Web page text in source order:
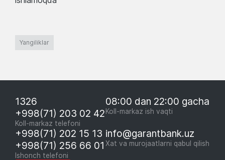
Yangiliklar
1326
+998(71) 203 02 42
Koll-markaz telefoni
08:00 dan 22:00 gacha
Koll-markaz ish vaqti
+998(71) 202 15 13
+998(71) 256 66 01
Ishonch telefoni
info@garantbank.uz
Xat va murojaatlarni qabul qilish